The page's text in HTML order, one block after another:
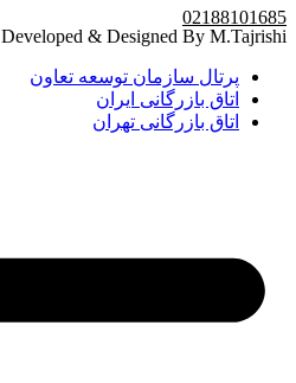
02188101685
Developed & Designed By M.Tajrishi
پرتال سازمان توسعه تعاون
اتاق بازرگانی ایران
اتاق بازرگانی تهران